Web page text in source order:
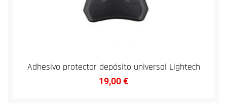
Adhesivo protector depósito universal Lightech
19,00€